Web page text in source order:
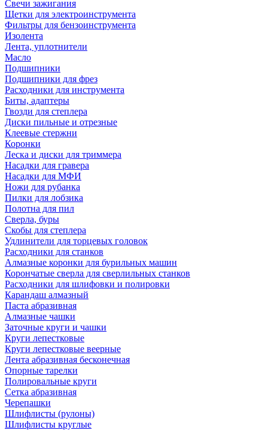
Свечи зажигания
Щетки для электроинструмента
Фильтры для бензоинструмента
Изолента
Лента, уплотнители
Масло
Подшипники
Подшипники для фрез
Расходники для инструмента
Биты, адаптеры
Гвозди для степлера
Диски пильные и отрезные
Клеевые стержни
Коронки
Леска и диски для триммера
Насадки для гравера
Насадки для МФИ
Ножи для рубанка
Пилки для лобзика
Полотна для пил
Сверла, буры
Скобы для степлера
Удлинители для торцевых головок
Расходники для станков
Алмазные коронки для бурильных машин
Корончатые сверла для сверлильных станков
Расходники для шлифовки и полировки
Карандаш алмазный
Паста абразивная
Алмазные чашки
Заточные круги и чашки
Круги лепестковые
Круги лепестковые веерные
Лента абразивная бесконечная
Опорные тарелки
Полировальные круги
Сетка абразивная
Черепашки
Шлифлисты (рулоны)
Шлифлисты круглые